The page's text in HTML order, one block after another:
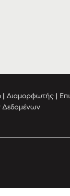
|Διαμορφωτής
Δεδομένων